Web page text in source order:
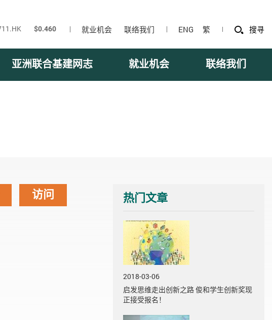
就业机会 联络我们 ENG 繁 搜寻
亚洲联合基建网志 就业机会 联络我们
访问
热门文章
2018-03-06
启发思维走出创新之路 俊和学生创新奖现
正接受报名！